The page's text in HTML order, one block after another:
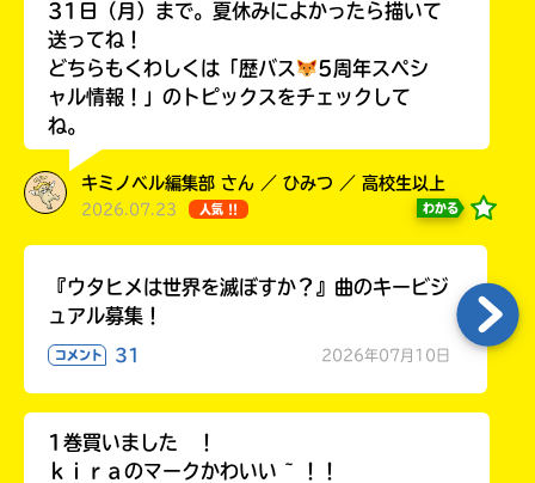
31日（月）まで。夏休みによかったら描いて
送ってね！
どちらもくわしくは「歴バス
5周年スペシ
ャル情報！」のトピックスをチェックして
ね。
キミノベル編集部 さん ／ ひみつ ／ 高校生以上
2026.07.23 人気 !! わかる
『ウタヒメは世界を滅ぼすか？』曲のキービジ
ュアル募集！
コメント 31 2026年07月10日
1巻買いました ！
ｋｉｒａのマークかわいい ~ ！！